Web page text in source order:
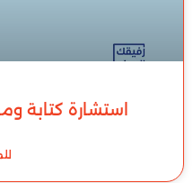
استشارة كتابة